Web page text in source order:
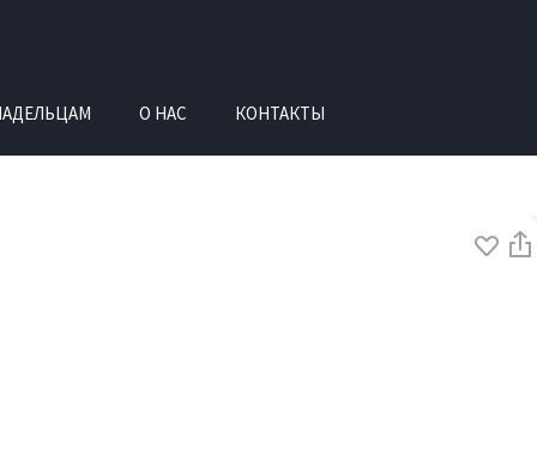
О НАС КОНТАКТЫ